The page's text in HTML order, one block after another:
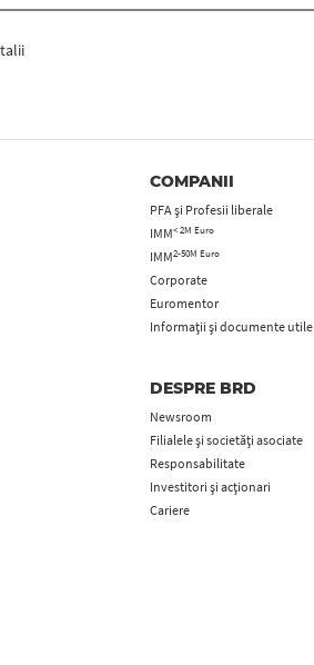
COMPANII
PFA şi Profesii liberale
IMM< 2M Euro
IMM2-50M Euro
Corporate
Euromentor
Informații și documente utile
DESPRE BRD
Newsroom
Filialele și societăți asociate
Responsabilitate
Investitori și acționari
Cariere